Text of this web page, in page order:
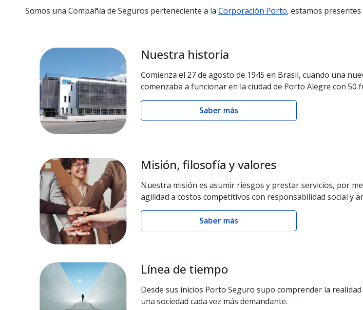
Somos una Compañía de Seguros perteneciente a la Corporación Porto, estamos
Nuestra historia
Comienza el 27 de agosto de 1945 en Brasil, cuando una
comenzaba a funcionar en la ciudad de Porto Alegre con
Saber más
Misión, filosofía y valores
Nuestra misión es asumir riesgos y prestar servicios, por
agilidad a costos competitivos con responsabilidad social y
Saber más
Línea de tiempo
Desde sus inicios Porto Seguro supo comprender la
una sociedad cada vez más demandante.